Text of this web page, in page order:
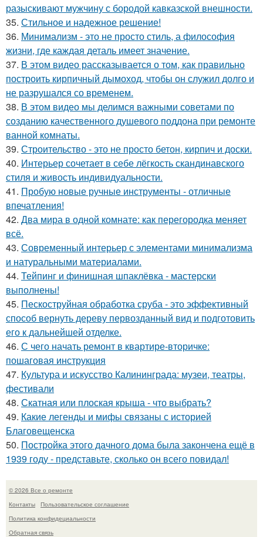
разыскивают мужчину с бородой кавказской внешности.
35. Стильное и надежное решение!
36. Минимализм - это не просто стиль, а философия
жизни, где каждая деталь имеет значение.
37. В этом видео рассказывается о том, как правильно
построить кирпичный дымоход, чтобы он служил долго и
не разрушался со временем.
38. В этом видео мы делимся важными советами по
созданию качественного душевого поддона при ремонте
ванной комнаты.
39. Строительство - это не просто бетон, кирпич и доски.
40. Интерьер сочетает в себе лёгкость скандинавского
стиля и живость индивидуальности.
41. Пробую новые ручные инструменты - отличные
впечатления!
42. Два мира в одной комнате: как перегородка меняет
всё.
43. Современный интерьер с элементами минимализма
и натуральными материалами.
44. Тейпинг и финишная шпаклёвка - мастерски
выполнены!
45. Пескоструйная обработка сруба - это эффективный
способ вернуть дереву первозданный вид и подготовить
его к дальнейшей отделке.
46. С чего начать ремонт в квартире-вторичке:
пошаговая инструкция
47. Культура и искусство Калининграда: музеи, театры,
фестивали
48. Скатная или плоская крыша - что выбрать?
49. Какие легенды и мифы связаны с историей
Благовещенска
50. Постройка этого дачного дома была закончена ещё в
1939 году - представьте, сколько он всего повидал!
© 2026 Все о ремонте
Контакты
Пользовательское соглашение
Политика конфидециальности
Обратная связь